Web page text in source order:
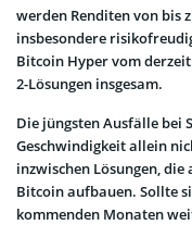
werden Renditen von bis
insbesondere
Bitcoin Hyper vom
2-Lösungen insgesam.
Die jüngsten Ausfälle bei
Geschwindigkeit allein
inzwischen Lösungen,
Bitcoin aufbauen. Sollte
kommenden Monaten